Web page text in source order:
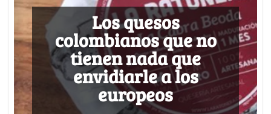
s
A
p
p
b
o
k
e
d
I
n
l
a
d
s
Los quesos
colombianos que no
tienen nada que
envidiarle a los
europeos